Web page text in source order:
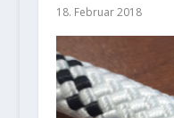
18. Februar 2018